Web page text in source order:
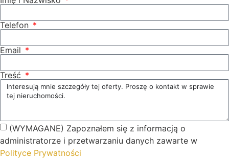
Telefon
Email
Treść
(WYMAGANE) Zapoznałem się z informacją o
administratorze i przetwarzaniu danych zawarte w
Polityce Prywatności